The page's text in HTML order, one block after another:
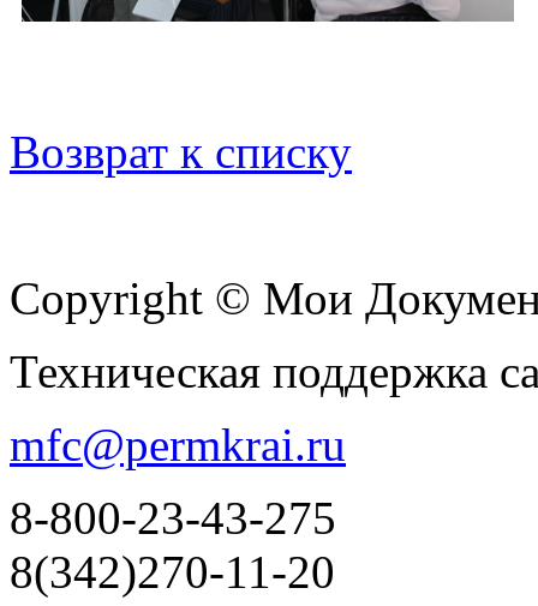
Возврат к списку
Copyright © Мои
Техническая поддержка
mfc@permkrai.ru
8-800-23-43-275
8(342)270-11-20